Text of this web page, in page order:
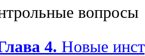
вопросы
4. Новые